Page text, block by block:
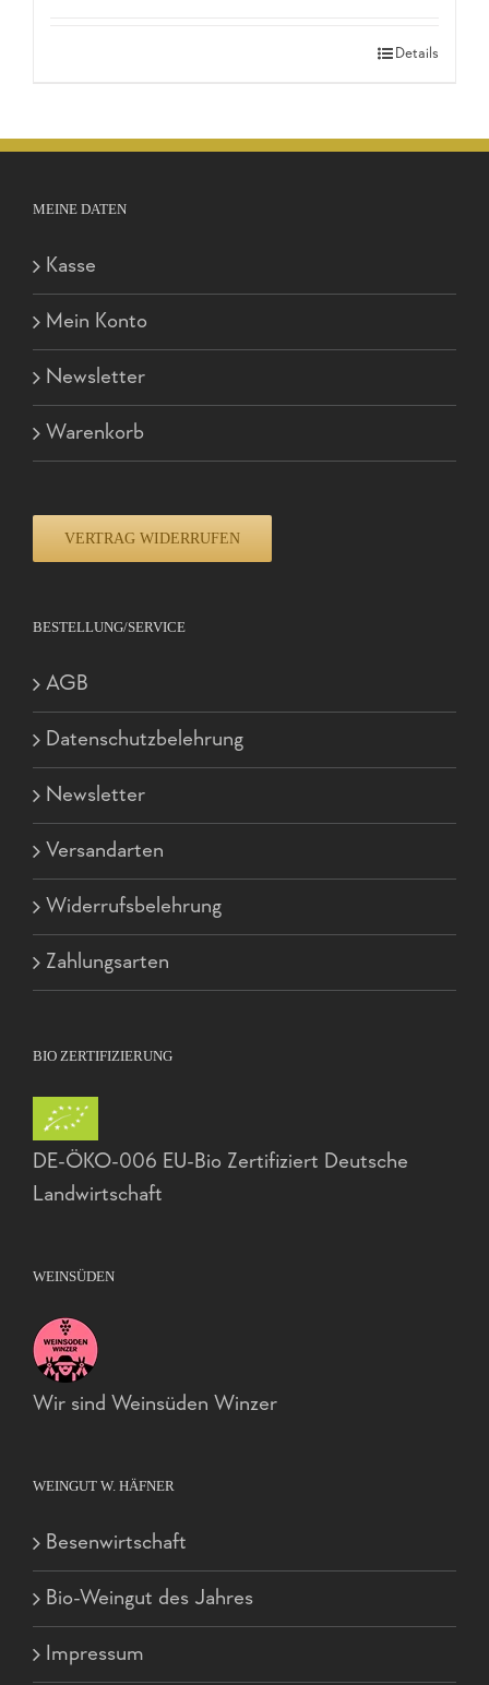
Details
MEINE DATEN
Kasse
Mein Konto
Newsletter
Warenkorb
VERTRAG WIDERRUFEN
BESTELLUNG/SERVICE
AGB
Datenschutzbelehrung
Newsletter
Versandarten
Widerrufsbelehrung
Zahlungsarten
BIO ZERTIFIZIERUNG
DE-ÖKO-006 EU-Bio Zertifiziert Deutsche
Landwirtschaft
WEINSÜDEN
Wir sind Weinsüden Winzer
WEINGUT W. HÄFNER
Besenwirtschaft
Bio-Weingut des Jahres
Impressum